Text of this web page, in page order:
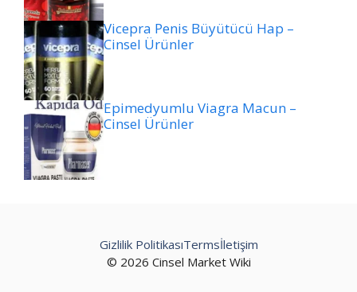
Vicepra Penis Büyütücü Hap –
Cinsel Ürünler
Epimedyumlu Viagra Macun –
Cinsel Ürünler
© 2026 Cinsel Market Wiki
Gizlilik PolitikasıTermsİletişim